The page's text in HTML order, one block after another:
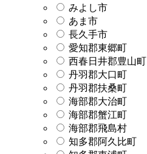
みよし市
あま市
長久手市
愛知郡東郷町
西春日井郡豊山町
丹羽郡大口町
丹羽郡扶桑町
海部郡大治町
海部郡蟹江町
海部郡飛島村
知多郡阿久比町